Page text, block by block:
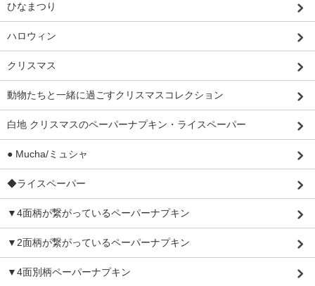
ひなまつり
ハロウィン
クリスマス
動物たちと一緒に過ごすクリスマスコレクション
白地 クリスマスのペーパーナプキン・ライスペーパー
● Mucha/ミュシャ
◆ライスペーパー
▼4面柄が繋がっているペーパーナプキン
▼2面柄が繋がっているペーパーナプキン
▼4面別柄ペーパーナプキン